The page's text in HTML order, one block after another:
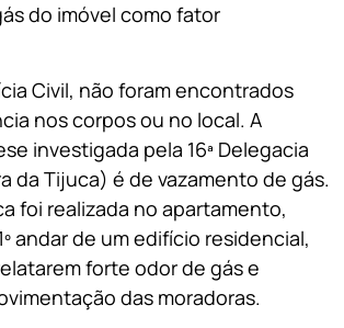
do imóvel como fator
Civil, não foram encontrados
nos corpos ou no local. A
investigada pela 16ª Delegacia
da Tijuca) é de vazamento de gás.
foi realizada no apartamento,
andar de um edifício residencial,
forte odor de gás e
das moradoras.